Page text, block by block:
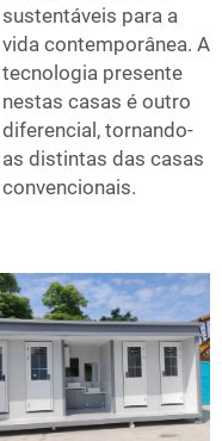
sustentáveis para a
vida contemporânea. A
tecnologia presente
nestas casas é outro
diferencial, tornando-
as distintas das casas
convencionais.